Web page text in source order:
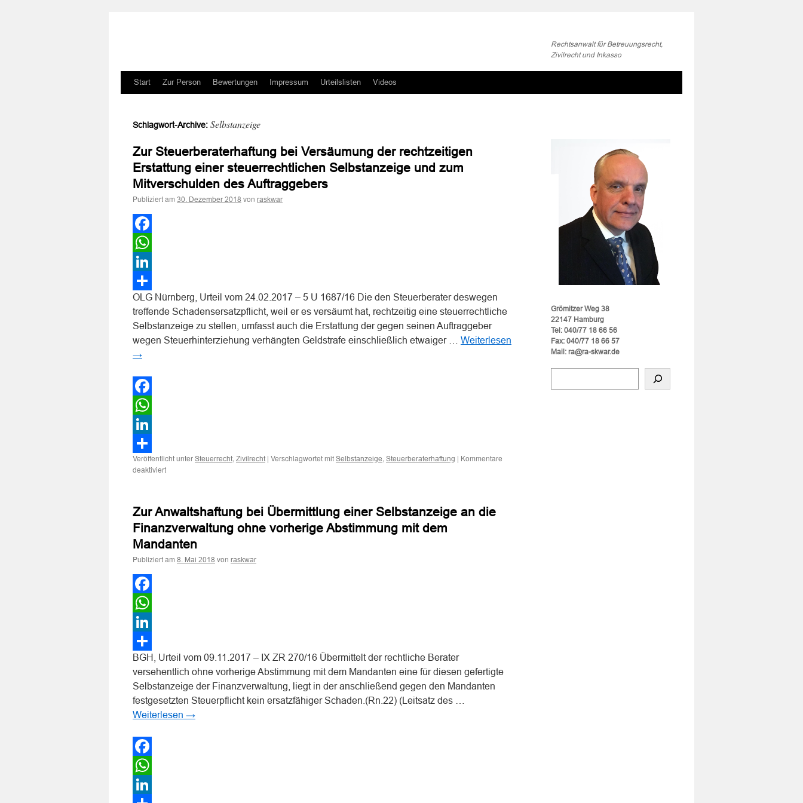
Rechtsanwalt für Betreuungsrecht,
Zivilrecht und Inkasso
Zum
springen
Start Zur Person Bewertungen Impressum Urteilslisten Videos
Schlagwort-Archive: Selbstanzeige
Zur Steuerberaterhaftung bei Versäumung der rechtzeitigen
Erstattung einer steuerrechtlichen Selbstanzeige und zum
Mitverschulden des Auftraggebers
Publiziert am 30. Dezember 2018 von raskwar
Facebook
WhatsApp
LinkedIn
Teilen
OLG Nürnberg, Urteil vom 24.02.2017 – 5 U 1687/16 Die den Steuerberater deswegen
treffende Schadensersatzpflicht, weil er es versäumt hat, rechtzeitig eine steuerrechtliche
Selbstanzeige zu stellen, umfasst auch die Erstattung der gegen seinen Auftraggeber
wegen Steuerhinterziehung verhängten Geldstrafe einschließlich etwaiger … Weiterlesen
→
Facebook
WhatsApp
LinkedIn
Teilen
Veröffentlicht unter Steuerrecht, Zivilrecht | Verschlagwortet mit Selbstanzeige, Steuerberaterhaftung | Kommentare
deaktiviertfür
Versäumung
rechtzeitigen
Erstattung
einer
steuerrechtlichen
Zur Anwaltshaftung bei Übermittlung einer Selbstanzeige an die
Finanzverwaltung ohne vorherige Abstimmung mit dem
Mandanten
Publiziert am 8. Mai 2018 von raskwar
Facebook
WhatsApp
LinkedIn
Teilen
BGH, Urteil vom 09.11.2017 – IX ZR 270/16 Übermittelt der rechtliche Berater
versehentlich ohne vorherige Abstimmung mit dem Mandanten eine für diesen gefertigte
Selbstanzeige der Finanzverwaltung, liegt in der anschließend gegen den Mandanten
festgesetzten Steuerpflicht kein ersatzfähiger Schaden.(Rn.22) (Leitsatz des …
Weiterlesen →
Facebook
WhatsApp
Grömitzer Weg 38
22147 Hamburg
Tel: 040/77 18 66 56
Fax: 040/77 18 66 57
Mail: ra@ra-skwar.de